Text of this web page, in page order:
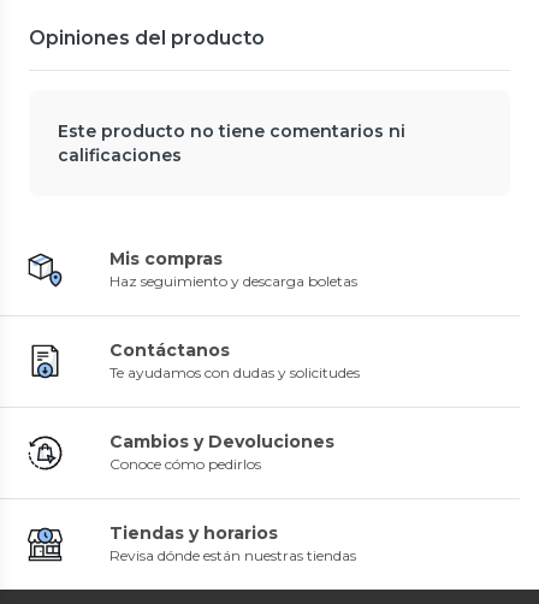
Opiniones del producto
Este producto no tiene comentarios ni
calificaciones
Mis compras
Haz seguimiento y descarga boletas
Contáctanos
Te ayudamos con dudas y solicitudes
Cambios y Devoluciones
Conoce cómo pedirlos
Tiendas y horarios
Revisa dónde están nuestras tiendas